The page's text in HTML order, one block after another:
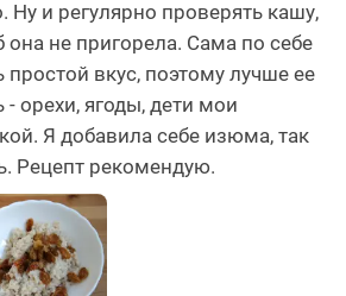
Ну и регулярно проверять кашу,
она не пригорела. Сама по себе
вкус, поэтому лучше ее
орехи, ягоды, дети мои
Я добавила себе изюма, так
Рецепт рекомендую.